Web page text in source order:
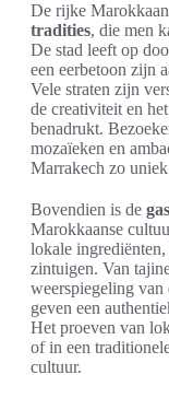
De rijke
tradities, die men
De stad leeft op
een eerbetoon zijn
Vele straten zijn
de creativiteit en
benadrukt.
mozaïeken en
Marrakech zo
Bovendien is de
Marokkaanse
lokale
zintuigen. Van
weerspiegeling van
geven een
Het proeven van
of in een
cultuur.